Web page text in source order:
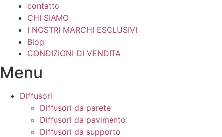
contatto
CHI SIAMO
I NOSTRI MARCHI ESCLUSIVI
Blog
CONDIZIONI DI VENDITA
Menu
Diffusori
Diffusori da parete
Diffusori da pavimento
Diffusori da supporto